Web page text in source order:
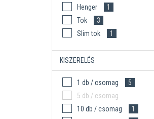
Henger
1
Tok
3
Slim tok
1
KISZERELÉS
1 db / csomag
5
5 db / csomag
10 db / csomag
1